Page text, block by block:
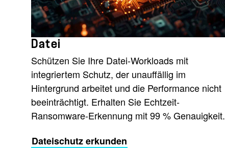
Datei
Schützen Sie Ihre Datei-Workloads mit
integriertem Schutz, der unauffällig im
Hintergrund arbeitet und die Performance nicht
beeinträchtigt. Erhalten Sie Echtzeit-
Ransomware-Erkennung mit 99 % Genauigkeit.
Dateischutz erkunden